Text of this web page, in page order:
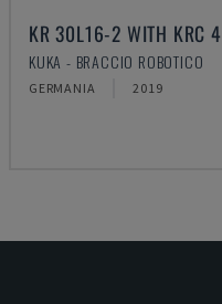
KR 30L16-2 WITH KRC 4
KUKA - BRACCIO ROBOTICO
GERMANIA 2019